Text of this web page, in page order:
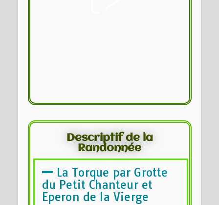
Descriptif de la
Randonnée
La Torque par Grotte
du Petit Chanteur et
Eperon de la Vierge